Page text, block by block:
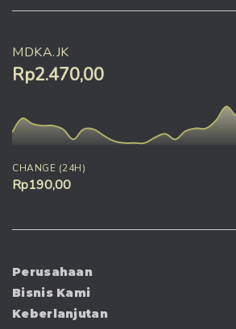
MDKA.JK
Rp2.470,00
CHANGE (24H)
Rp190,00
Perusahaan
Bisnis Kami
Keberlanjutan